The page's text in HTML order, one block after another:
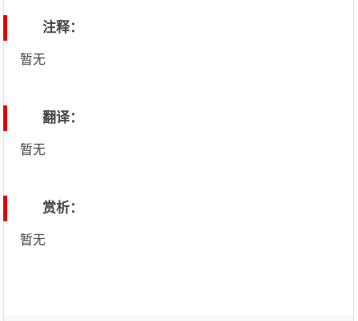
注释：
暂无
翻译：
暂无
赏析：
暂无